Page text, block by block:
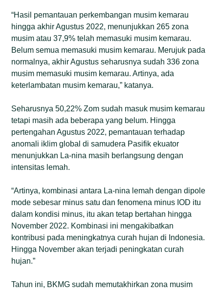
“Hasil pemantauan perkembangan musim kemarau
hingga akhir Agustus 2022, menunjukkan 265 zona
musim atau 37,9% telah memasuki musim kemarau.
Belum semua memasuki musim kemarau. Merujuk pada
normalnya, akhir Agustus seharusnya sudah 336 zona
musim memasuki musim kemarau. Artinya, ada
keterlambatan musim kemarau,” katanya.
Seharusnya 50,22% Zom sudah masuk musim kemarau
tetapi masih ada beberapa yang belum. Hingga
pertengahan Agustus 2022, pemantauan terhadap
anomali iklim global di samudera Pasifik ekuator
menunjukkan La-nina masih berlangsung dengan
intensitas lemah.
“Artinya, kombinasi antara La-nina lemah dengan dipole
mode sebesar minus satu dan fenomena minus IOD itu
dalam kondisi minus, itu akan tetap bertahan hingga
November 2022. Kombinasi ini mengakibatkan
kontribusi pada meningkatnya curah hujan di Indonesia.
Hingga November akan terjadi peningkatan curah
hujan.”
Tahun ini, BKMG sudah memutakhirkan zona musim